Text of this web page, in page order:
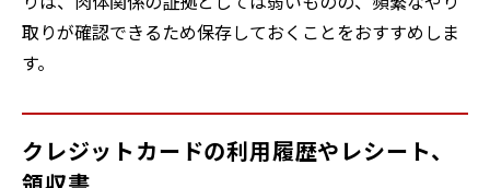
取りが確認できるため保存しておくことをおすすめしま
す。
クレジットカードの利用履歴やレシート、